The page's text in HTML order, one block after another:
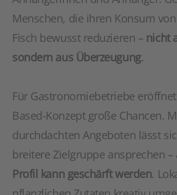
Menschen, die ihren Konsum
Fisch bewusst reduzieren – nicht
sondern aus Überzeugung.
Für Gastronomiebetriebe
Based-Konzept große Chancen.
durchdachten Angeboten lässt
breitere Zielgruppe ansprechen –
Profil kann geschärft werden.